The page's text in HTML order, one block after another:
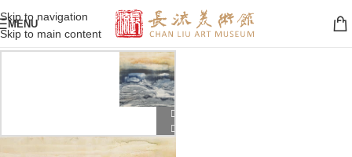
Skip to navigation
Skip to main content
MENU